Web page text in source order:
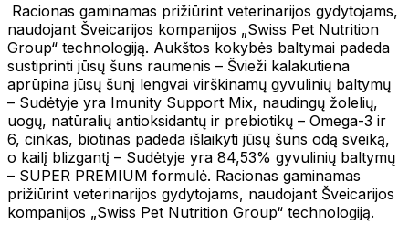
Racionas gaminamas prižiūrint veterinarijos gydytojams,
naudojant Šveicarijos kompanijos „Swiss Pet Nutrition
Group“ technologiją. Aukštos kokybės baltymai padeda
sustiprinti jūsų šuns raumenis – Švieži kalakutiena
aprūpina jūsų šunį lengvai virškinamų gyvulinių baltymų
– Sudėtyje yra Imunity Support Mix, naudingų žolelių,
uogų, natūralių antioksidantų ir prebiotikų – Omega-3 ir
6, cinkas, biotinas padeda išlaikyti jūsų šuns odą sveiką,
o kailį blizgantį – Sudėtyje yra 84,53% gyvulinių baltymų
– SUPER PREMIUM formulė. Racionas gaminamas
prižiūrint veterinarijos gydytojams, naudojant Šveicarijos
kompanijos „Swiss Pet Nutrition Group“ technologiją.